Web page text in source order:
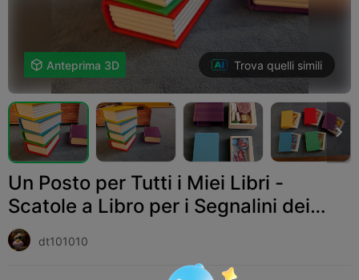
 Anteprima 3D Trova quelli simili

Un Posto per Tutti i Miei Libri -
Scatole a Libro per i Segnalini dei
Giocatori
dt101010